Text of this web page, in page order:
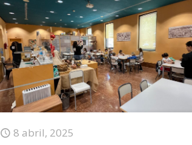
8 abril, 2025